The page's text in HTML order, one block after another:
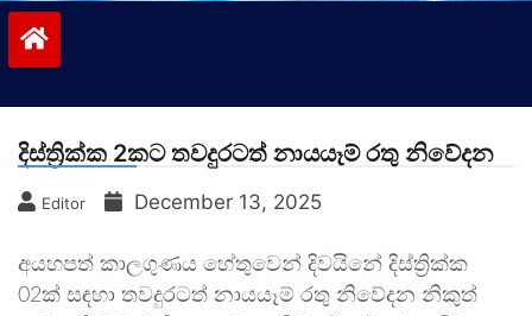
දිස්ත්‍රික්ක 2කට තවදුරටත් නායයෑම් රතු නිවේදන
Editor December 13, 2025
අයහපත් කාලගුණය හේතුවෙන් දිවයිනේ දිස්ත්‍රික්ක
02ක් සඳහා තවදුරටත් නායයෑම් රතු නිවේදන නිකුත්